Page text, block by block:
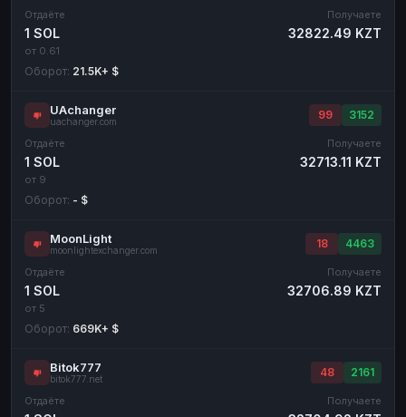
Отдаёте
1 SOL
от 0.61
Получаете
32822.49 KZT
Оборот: 21.5K+ $
UAchanger
uachanger.com
99 3152
Отдаёте
1 SOL
от 9
Получаете
32713.11 KZT
Оборот: - $
MoonLight
moonlightexchanger.com
18 4463
Отдаёте
1 SOL
от 5
Получаете
32706.89 KZT
Оборот: 669K+ $
Bitok777
bitok777.net
48 2161
Отдаёте Получаете